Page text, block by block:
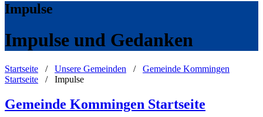
Impulse
Impulse und Gedanken
Startseite / Unsere Gemeinden / Gemeinde Kommingen
Startseite / Impulse
Gemeinde Kommingen Startseite